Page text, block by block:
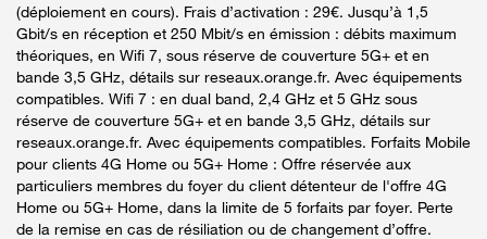
(déploiement en cours). Frais d’activation : 29€. Jusqu’à 1,5
Gbit/s en réception et 250 Mbit/s en émission : débits maximum
théoriques, en Wifi 7, sous réserve de couverture 5G+ et en
bande 3,5 GHz, détails sur reseaux.orange.fr. Avec équipements
compatibles. Wifi 7 : en dual band, 2,4 GHz et 5 GHz sous
réserve de couverture 5G+ et en bande 3,5 GHz, détails sur
reseaux.orange.fr. Avec équipements compatibles. Forfaits Mobile
pour clients 4G Home ou 5G+ Home : Offre réservée aux
particuliers membres du foyer du client détenteur de l'offre 4G
Home ou 5G+ Home, dans la limite de 5 forfaits par foyer. Perte
de la remise en cas de résiliation ou de changement d’offre.